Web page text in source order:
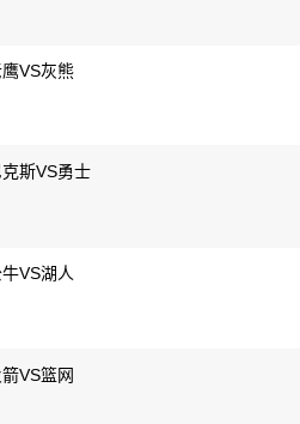
VS灰熊
斯VS勇士
VS湖人
VS篮网